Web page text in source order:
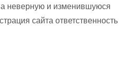
неверную и изменившуюся
сайта ответственность